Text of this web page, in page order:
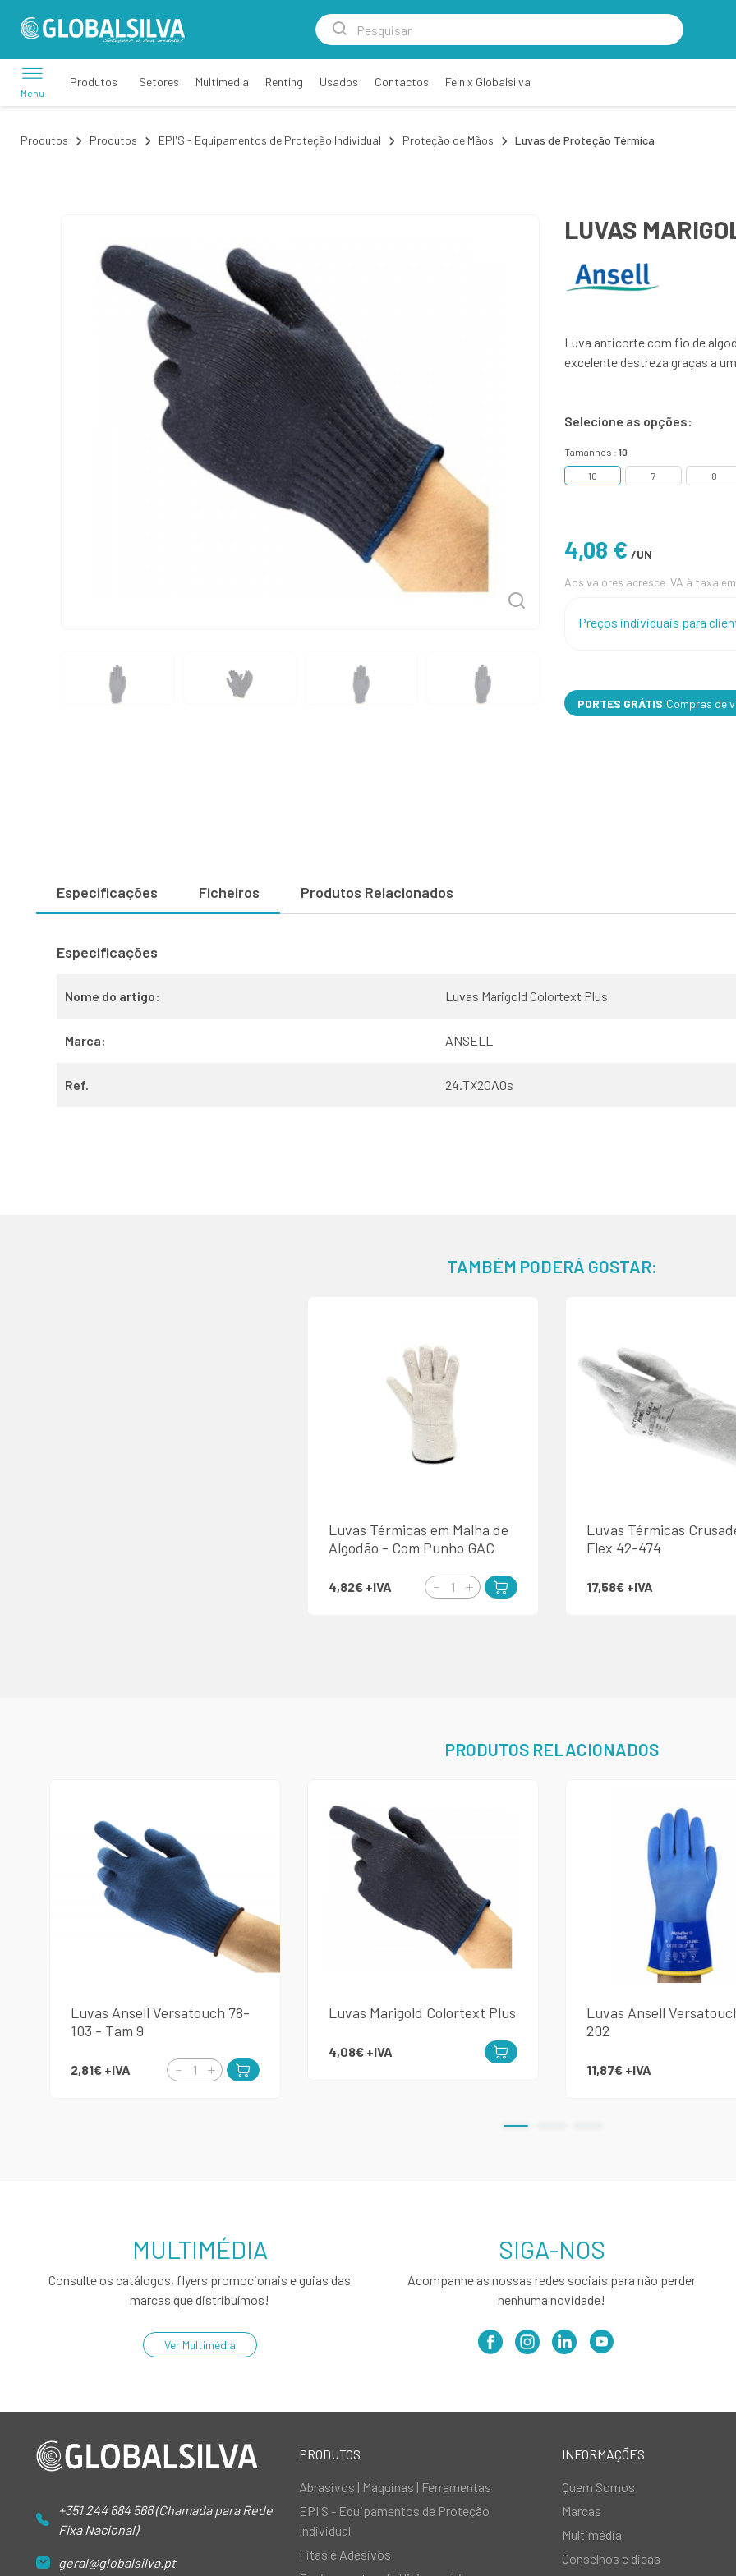
Menu
Produtos Setores Multimedia Renting Usados Contactos Fein x Globalsilva
Produtos Produtos EPI'S - Equipamentos de Proteção Individual Proteção de Mãos Luvas de Proteção Térmica
LUVAS
Luva anticorte com fio de
excelente destreza graças a
Selecione as opções:
Tamanhos : 10
10 7 8
4,08 € /UN
Aos valores acresce IVA à taxa
Preços individuais para
PORTES GRÁTIS Compras de
Especificações Ficheiros Produtos Relacionados
Especificações
Nome do artigo: Luvas Marigold Colortext Plus
Marca: ANSELL
Ref. 24.TX20A0s
TAMBÉM PODERÁ GOSTAR:
Luvas Térmicas em Malha de
Algodão - Com Punho GAC
4,82€ +IVA
Luvas Térmicas
Flex 42-474
17,58€ +IVA
PRODUTOS RELACIONADOS
Luvas Ansell Versatouch 78-
103 - Tam 9
2,81€ +IVA
Luvas Marigold Colortext Plus
4,08€ +IVA
Luvas Ansell
202
11,87€ +IVA
MULTIMÉDIA
Consulte os catálogos, flyers promocionais e guias das
marcas que distribuímos!
Ver Multimédia
SIGA-NOS
Acompanhe as nossas redes sociais para não perder
nenhuma novidade!
+351 244 684 566 (Chamada para Rede
Fixa Nacional)
geral@globalsilva.pt
PRODUTOS
Abrasivos | Máquinas | Ferramentas
EPI'S - Equipamentos de Proteção
Individual
Fitas e Adesivos
INFORMAÇÕES
Quem Somos
Marcas
Multimédia
Conselhos e dicas